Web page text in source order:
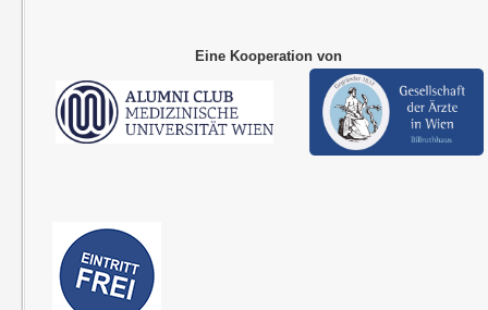
Eine Kooperation von